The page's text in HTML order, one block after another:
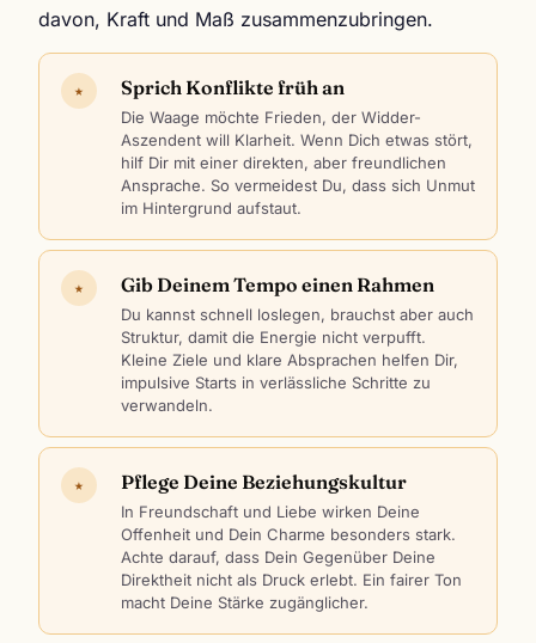
davon, Kraft und Maß zusammenzubringen.
★ Sprich Konflikte früh an
Die Waage möchte Frieden, der Widder-
Aszendent will Klarheit. Wenn Dich etwas stört,
hilf Dir mit einer direkten, aber freundlichen
Ansprache. So vermeidest Du, dass sich Unmut
im Hintergrund aufstaut.
★ Gib Deinem Tempo einen Rahmen
Du kannst schnell loslegen, brauchst aber auch
Struktur, damit die Energie nicht verpufft.
Kleine Ziele und klare Absprachen helfen Dir,
impulsive Starts in verlässliche Schritte zu
verwandeln.
★ Pflege Deine Beziehungskultur
In Freundschaft und Liebe wirken Deine
Offenheit und Dein Charme besonders stark.
Achte darauf, dass Dein Gegenüber Deine
Direktheit nicht als Druck erlebt. Ein fairer Ton
macht Deine Stärke zugänglicher.